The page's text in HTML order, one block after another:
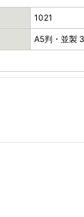
1021
A5判・並製